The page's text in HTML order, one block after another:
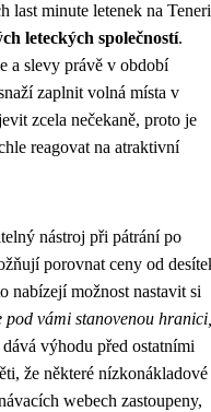
last minute letenek na
leteckých společností.
a slevy právě v období
zaplnit volná místa v
zcela nečekaně, proto je
reagovat na atraktivní
nástroj při pátrání po
porovnat ceny od
nabízejí možnost nastavit si
pod vámi stanovenou hranici,
výhodu před ostatními
že některé nízkonákladové
webech zastoupeny,